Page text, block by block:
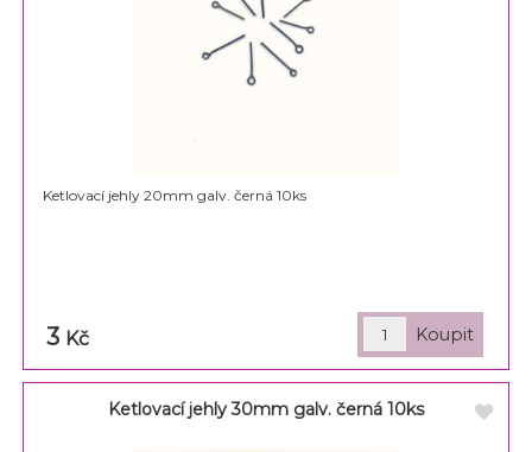
Ketlovací jehly 20mm galv. černá 10ks
3 Kč
Ketlovací jehly 30mm galv. černá 10ks